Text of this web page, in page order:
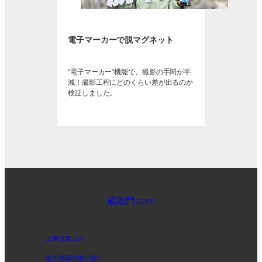
電子マーカーで脱マグネット
“電子マーカー”機能で、撮影の手間が半
減！撮影工程にどのくらい差が出るのか
検証しました。
蔵衛門.com
工事写真.com
個人情報の取り扱い